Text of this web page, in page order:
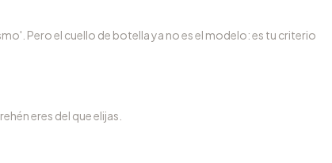
Pero el cuello de botella ya no es el modelo: es tu criterio
eres del que elijas.